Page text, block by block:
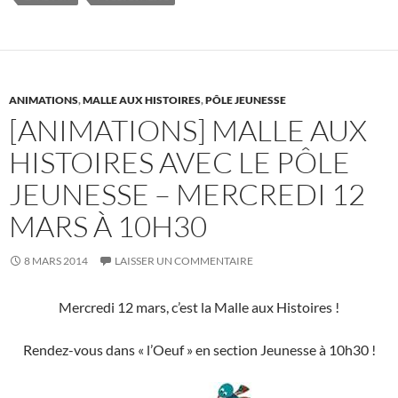
o
ANIMATIONS,MALLE AUX HISTOIRES,PÔLE JEUNESSE
[ANIMATIONS] MALLE AUX
HISTOIRES AVEC LE PÔLE
JEUNESSE – MERCREDI 12
MARS À 10H30
8 MARS 2014 LAISSER UN COMMENTAIRE
Mercredi 12 mars, c’est la Malle aux Histoires !
Rendez-vous dans « l’Oeuf » en section Jeunesse à 10h30 !